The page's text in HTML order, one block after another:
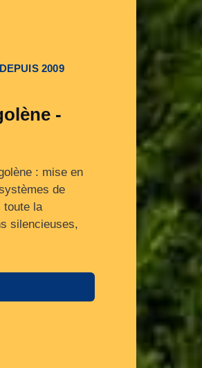
2009
-
: mise en
de
toute la
silencieuses,